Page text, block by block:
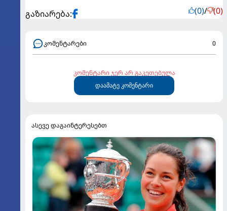
გაზიარება: (0)/ (0)
კომენტარები 0
კომენტარი ჯერ არ გაკეთებულა
დაამატე კომენტარი
ასევე დაგაინტერესებთ